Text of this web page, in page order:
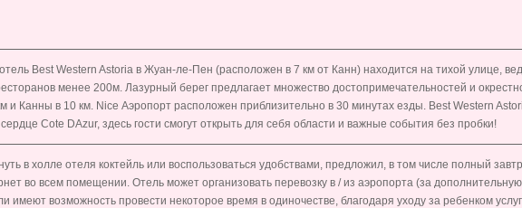
Best Western Astoria в Жуан-ле-Пен (расположен в 7 км от Канн) находится на тихой улице,
менее 200м. Лазурный берег предлагает множество достопримечательностей и
и Канны в 10 км. Nice Аэропорт расположен приблизительно в 30 минутах езды. Best Western
Cote DAzur, здесь гости смогут открыть для себя области и важные события без пробки!
в холле отеля коктейль или воспользоваться удобствами, предложил, в том числе полный
во всем помещении. Отель может организовать перевозку в / из аэропорта (за
имеют возможность провести некоторое время в одиночестве, благодаря уходу за ребенком